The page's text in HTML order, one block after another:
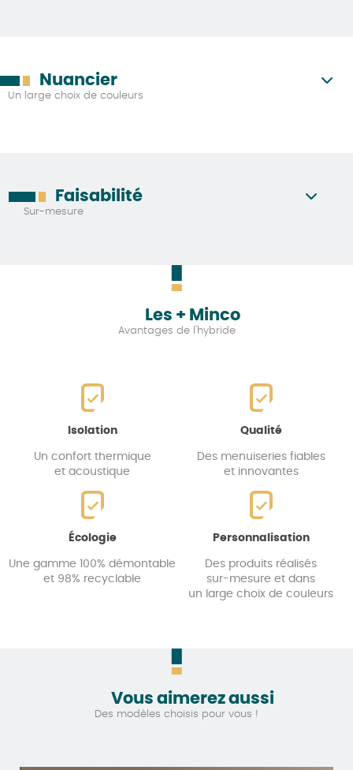
Nuancier
Un large choix de couleurs
Faisabilité
Sur-mesure
Les + Minco
Avantages de l'hybride
Isolation
Un confort thermique
et acoustique
Qualité
Des menuiseries fiables
et innovantes
Écologie
Une gamme 100% démontable
et 98% recyclable
Personnalisation
Des produits réalisés
sur-mesure et dans
un large choix de couleurs
Vous aimerez aussi
Des modèles choisis pour vous !